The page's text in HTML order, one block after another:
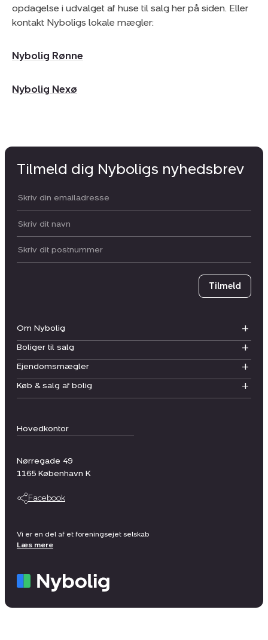
opdagelse i udvalget af huse til salg her på siden. Eller
kontakt Nyboligs lokale mægler:
Nybolig Rønne
Nybolig Nexø
Hovedkontor
Nørregade 49
1165 København K
Facebook
Om Nybolig
Boliger til salg
Ejendomsmægler
Køb & salg af bolig
Tilmeld dig Nyboligs nyhedsbrev
Din email:
Dit navn:
Postnummer
Tilmeld
Vi er en del af et foreningsejet selskab
Læs mere